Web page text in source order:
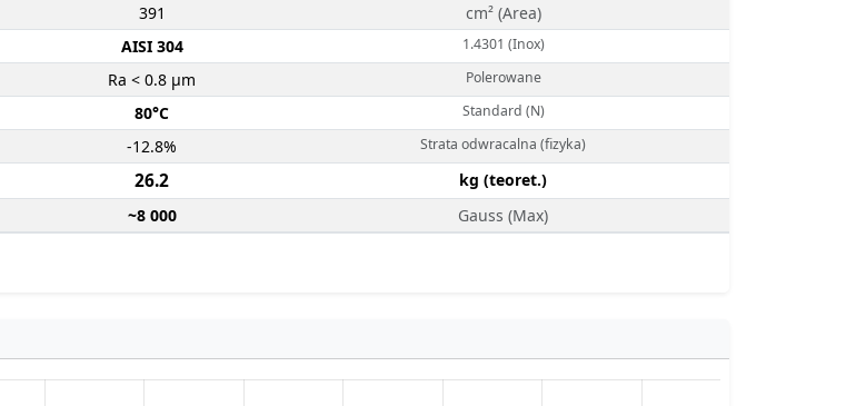
391
cm² (Area)
AISI 304 1.4301 (Inox)
Ra < 0.8 µm Polerowane
80°C Standard (N)
-12.8% Strata odwracalna (fizyka)
26.2
kg (teoret.)
~8 000 Gauss (Max)